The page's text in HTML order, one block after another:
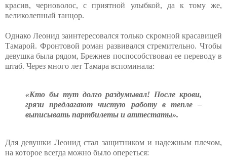
красив, черноволос, с приятной улыбкой, да к тому же,
великолепный танцор.
Однако Леонид заинтересовался только скромной красавицей
Тамарой. Фронтовой роман развивался стремительно. Чтобы
девушка была рядом, Брежнев поспособствовал ее переводу в
штаб. Через много лет Тамара вспоминала:
«Кто бы тут долго раздумывал! После крови,
грязи предлагают чистую работу в тепле –
выписывать партбилеты и аттестаты».
Для девушки Леонид стал защитником и надежным плечом,
на которое всегда можно было опереться: